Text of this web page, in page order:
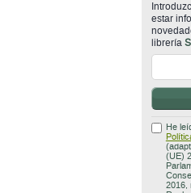
estar
librería
He
(UE)
2016,